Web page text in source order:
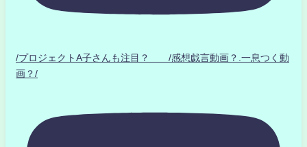
/プロジェクトA子さんも注目？ /感想戯言動画？.一息つく動
画？/